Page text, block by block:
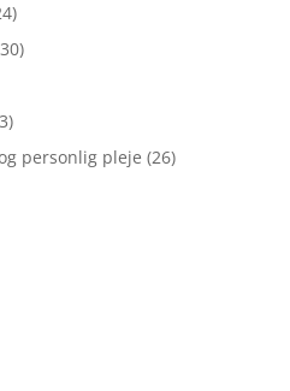
personlig pleje (26)